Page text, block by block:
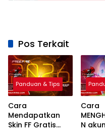
Pos Terkait
Panduan & Tips
Cara
Mendapatkan
Skin FF Gratis
Cara
N